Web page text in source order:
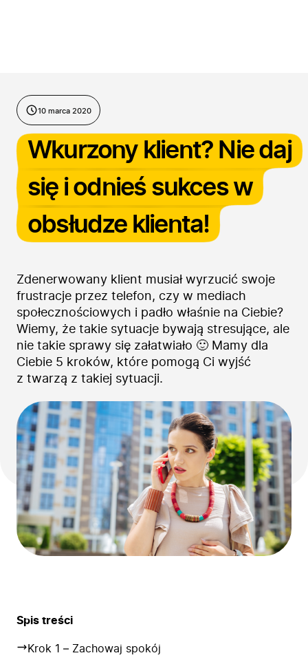
10 marca 2020
Wkurzony klient? Nie daj
się i odnieś sukces w
obsłudze klienta!
Zdenerwowany klient musiał wyrzucić swoje
frustracje przez telefon, czy w mediach
społecznościowych i padło właśnie na Ciebie?
Wiemy, że takie sytuacje bywają stresujące, ale
nie takie sprawy się załatwiało 🙂 Mamy dla
Ciebie 5 kroków, które pomogą Ci wyjść
z twarzą z takiej sytuacji.
Spis treści
Krok 1 – Zachowaj spokój